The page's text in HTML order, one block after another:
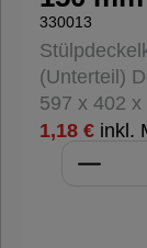
330013
(Unterteil) Der Stülpdeckelkarton mit den Maßen
597 x 402
robuste
Versand
dieser
1,18 € inkl.